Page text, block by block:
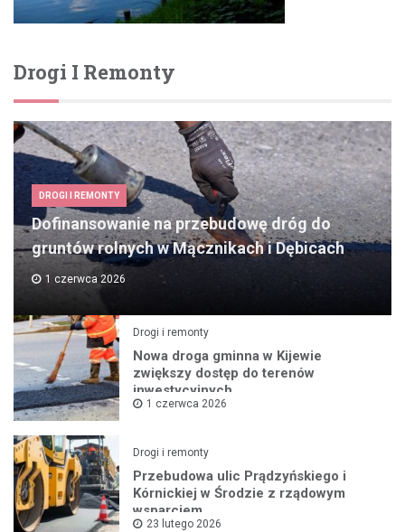
Drogi I Remonty
DROGI I REMONTY
Dofinansowanie na przebudowę dróg do
gruntów rolnych w Mącznikach i Dębicach
1 czerwca 2026
Drogi i remonty
Nowa droga gminna w Kijewie
zwiększy dostęp do terenów
inwestycyjnych
1 czerwca 2026
Drogi i remonty
Przebudowa ulic Prądzyńskiego i
Kórnickiej w Środzie z rządowym
wsparciem
23 lutego 2026